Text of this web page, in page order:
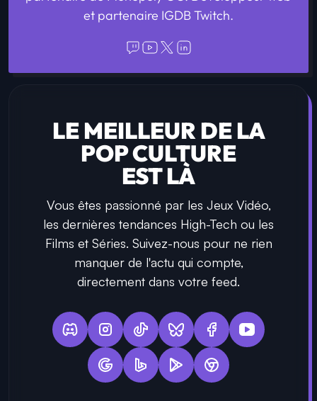
et partenaire IGDB Twitch.
LE MEILLEUR DE LA
POP CULTURE
EST LÀ
Vous êtes passionné par les Jeux Vidéo,
les dernières tendances High-Tech ou les
Films et Séries. Suivez-nous pour ne rien
manquer de l'actu qui compte,
directement dans votre feed.